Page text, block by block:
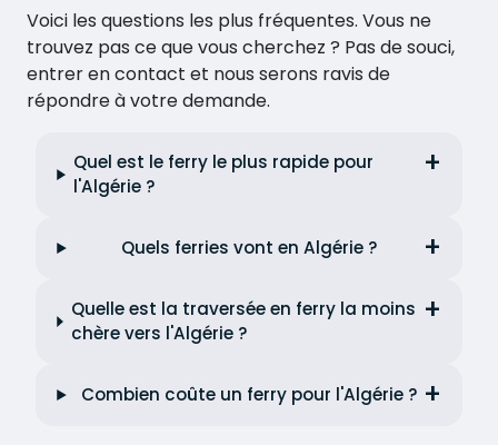
Voici les questions les plus fréquentes. Vous ne
trouvez pas ce que vous cherchez ? Pas de souci,
entrer en contact et nous serons ravis de
répondre à votre demande.
Quel est le ferry le plus rapide pour
l'Algérie ?
Quels ferries vont en Algérie ?
Quelle est la traversée en ferry la moins
chère vers l'Algérie ?
Combien coûte un ferry pour l'Algérie ?